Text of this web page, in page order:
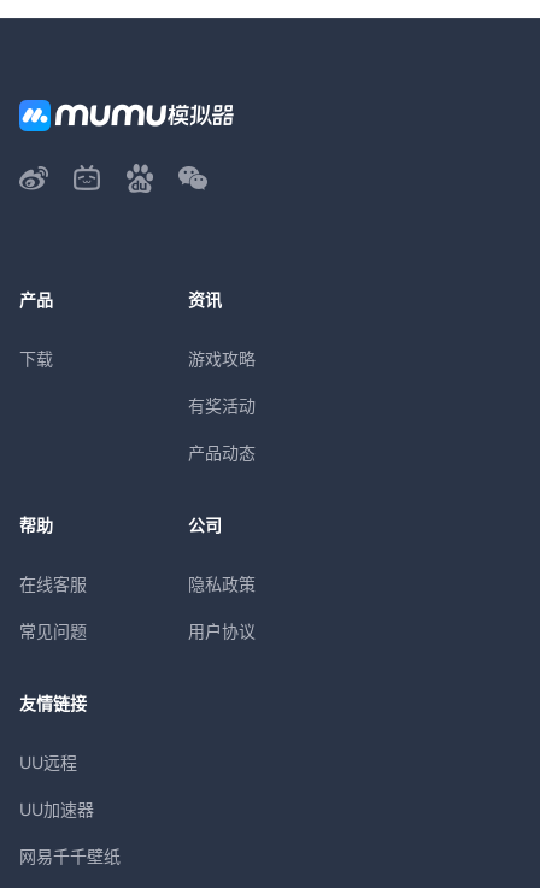
产品
下载
资讯
游戏攻略
有奖活动
产品动态
帮助
在线客服
常见问题
公司
隐私政策
用户协议
友情链接
UU远程
UU加速器
网易千千壁纸